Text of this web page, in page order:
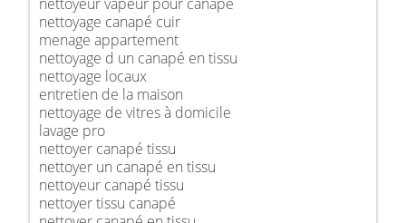
nettoyage canapé cuir
menage appartement
nettoyage d un canapé en tissu
nettoyage locaux
entretien de la maison
nettoyage de vitres à domicile
lavage pro
nettoyer canapé tissu
nettoyer un canapé en tissu
nettoyeur canapé tissu
nettoyer tissu canapé